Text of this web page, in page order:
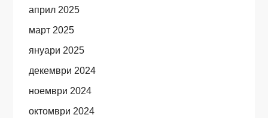
април 2025
март 2025
януари 2025
декември 2024
ноември 2024
октомври 2024